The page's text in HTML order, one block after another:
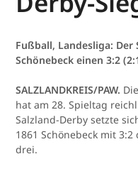
Fußball, Landesliga:
Schönebeck einen 3:2
SALZLANDKREIS/PAW.
hat am 28. Spieltag
Salzland-Derby setzte
1861 Schönebeck mit
drei.